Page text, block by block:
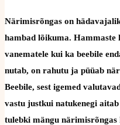
Närimisrõngas on
hambad lõikuma. Hammaste
vanematele kui ka beebile
nutab, on rahutu ja püüab
Beebile, sest igemed
vastu justkui natukenegi
tulebki mängu